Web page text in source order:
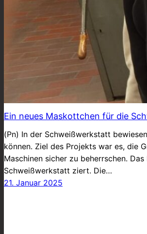
Ein neues Maskottchen für die
(Pn) In der Schweißwerkstatt
können. Ziel des Projekts war es, die
Maschinen sicher zu beherrschen.
Schweißwerkstatt ziert. Die…
21. Januar 2025